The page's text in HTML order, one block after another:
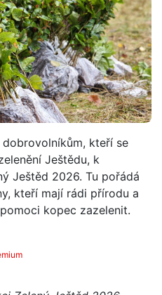
kteří se
Ještědu, k
Ještěd 2026. Tu pořádá
kteří mají rádi přírodu a
kopec zazelenit.